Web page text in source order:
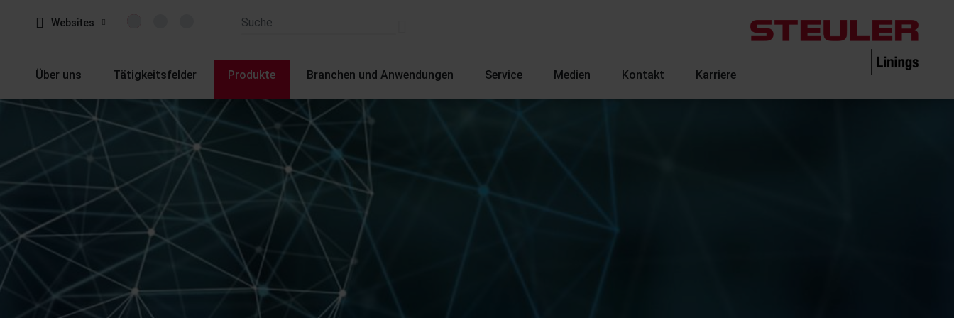
Websites
Über uns Tätigkeitsfelder Produkte Branchen und Anwendungen Service Medien Kontakt Karriere